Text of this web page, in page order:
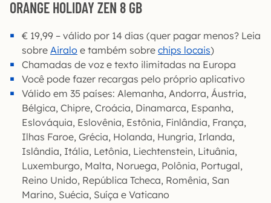
ORANGE HOLIDAY ZEN 8 GB
€ 19,99 – válido por 14 dias (quer pagar menos? Leia
sobre Airalo e também sobre chips locais)
Chamadas de voz e texto ilimitadas na Europa
Você pode fazer recargas pelo próprio aplicativo
Válido em 35 países: Alemanha, Andorra, Áustria,
Bélgica, Chipre, Croácia, Dinamarca, Espanha,
Eslováquia, Eslovênia, Estônia, Finlândia, França,
Ilhas Faroe, Grécia, Holanda, Hungria, Irlanda,
Islândia, Itália, Letônia, Liechtenstein, Lituânia,
Luxemburgo, Malta, Noruega, Polônia, Portugal,
Reino Unido, República Tcheca, Romênia, San
Marino, Suécia, Suíça e Vaticano